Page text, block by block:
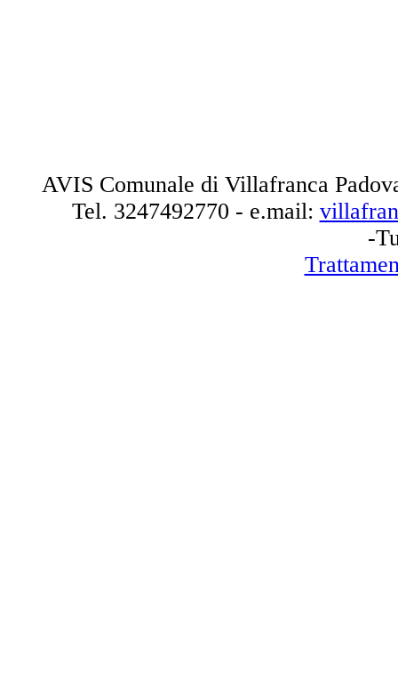
AVIS Comunale di Villafranca
Tel. 3247492770 - e.mail:
-